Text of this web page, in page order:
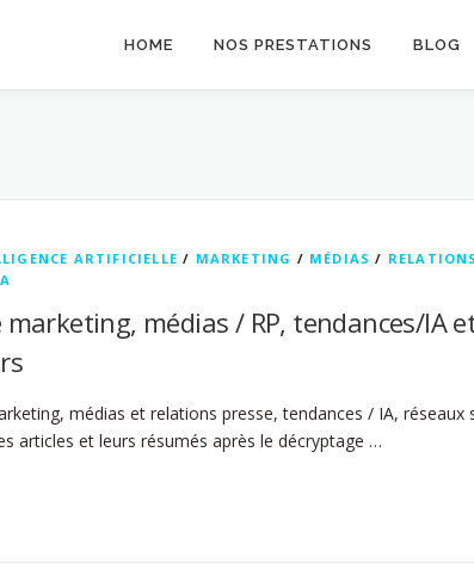
HOME NOS PRESTATIONS BLOG
ARTIFICIELLE / MARKETING / MÉDIAS /
marketing, médias / RP, tendances/IA
médias et relations presse, tendances / IA, réseaux
articles et leurs résumés après le décryptage …